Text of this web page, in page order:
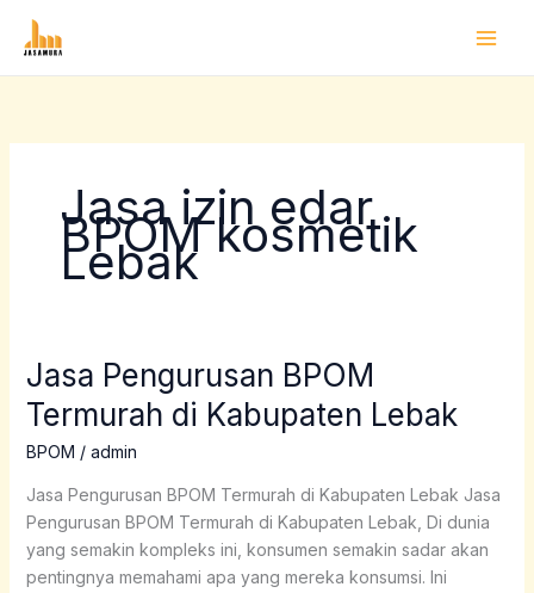
Jasa izin edar
BPOM kosmetik
Lebak
Jasa Pengurusan BPOM
Termurah di Kabupaten Lebak
BPOM / admin
Jasa Pengurusan BPOM Termurah di Kabupaten Lebak Jasa
Pengurusan BPOM Termurah di Kabupaten Lebak, Di dunia
yang semakin kompleks ini, konsumen semakin sadar akan
pentingnya memahami apa yang mereka konsumsi. Ini
Jasa
BPOM
Termurah
Kabupaten
Lebak